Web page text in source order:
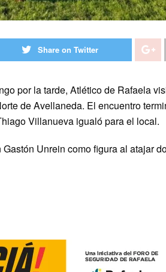
Share on Twitter
por la tarde, Atlético de Rafaela
de Avellaneda. El encuentro
Villanueva igualó para el local.
Unrein como figura al atajar